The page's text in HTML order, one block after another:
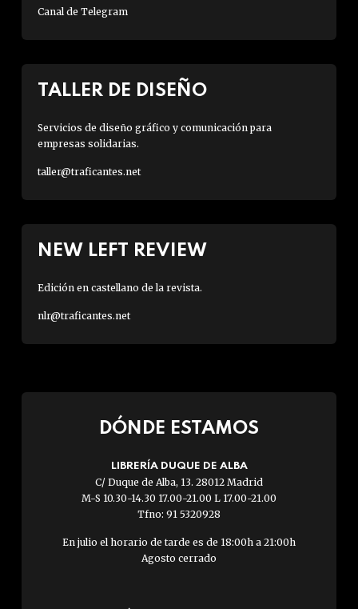
Canal de Telegram
TALLER DE DISEÑO
Servicios de diseño gráfico y comunicación para
empresas solidarias.
taller@traficantes.net
NEW LEFT REVIEW
Edición en castellano de la revista.
nlr@traficantes.net
DÓNDE ESTAMOS
LIBRERÍA DUQUE DE ALBA
C/ Duque de Alba, 13. 28012 Madrid
M-S 10.30-14.30 17.00-21.00 L 17.00-21.00
Tfno: 91 5320928
En julio el horario de tarde es de 18:00h a 21:00h
Agosto cerrado